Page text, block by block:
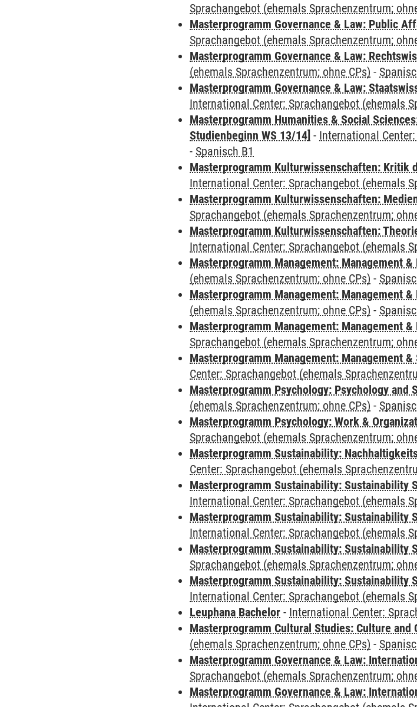
Sprachangebot (ehemals Sprachenzentrum;
Masterprogramm Governance & Law: Public
Sprachangebot (ehemals Sprachenzentrum;
Masterprogramm Governance & Law:
(ehemals Sprachenzentrum; ohne CPs) -
Masterprogramm Governance & Law:
International Center: Sprachangebot (ehemals
Masterprogramm Humanities & Social
Studienbeginn WS 13/14] - International
- Spanisch B1
Masterprogramm Kulturwissenschaften: Kritik
International Center: Sprachangebot (ehemals
Masterprogramm Kulturwissenschaften:
Sprachangebot (ehemals Sprachenzentrum;
Masterprogramm Kulturwissenschaften:
International Center: Sprachangebot (ehemals
Masterprogramm Management: Management &
(ehemals Sprachenzentrum; ohne CPs) -
Masterprogramm Management: Management &
(ehemals Sprachenzentrum; ohne CPs) -
Masterprogramm Management: Management
Sprachangebot (ehemals Sprachenzentrum;
Masterprogramm Management: Management
Center: Sprachangebot (ehemals
Masterprogramm Psychology: Psychology and
(ehemals Sprachenzentrum; ohne CPs) -
Masterprogramm Psychology: Work &
Sprachangebot (ehemals Sprachenzentrum;
Masterprogramm Sustainability:
Center: Sprachangebot (ehemals
Masterprogramm Sustainability: Sustainability
International Center: Sprachangebot (ehemals
Masterprogramm Sustainability: Sustainability
International Center: Sprachangebot (ehemals
Masterprogramm Sustainability: Sustainability
Sprachangebot (ehemals Sprachenzentrum;
Masterprogramm Sustainability: Sustainability
International Center: Sprachangebot (ehemals
Leuphana Bachelor - International Center:
Masterprogramm Cultural Studies: Culture and
(ehemals Sprachenzentrum; ohne CPs) -
Masterprogramm Governance & Law:
Sprachangebot (ehemals Sprachenzentrum;
Masterprogramm Governance & Law: